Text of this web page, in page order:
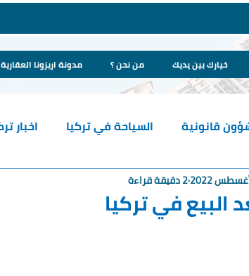
خيارك بين يديك من نحن ؟ مدونة اريزونا العقارية
قانونية السياحة في تركيا اخبار
البيع في تركيا
2 دقيقة قراءة